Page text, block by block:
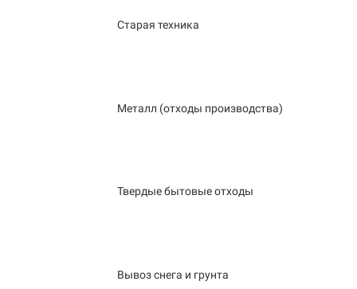
Старая техника
Металл (отходы производства)
Твердые бытовые отходы
Вывоз снега и грунта